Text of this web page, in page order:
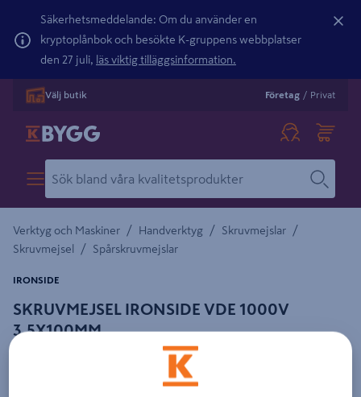
Säkerhetsmeddelande: Om du använder en
kryptoplånbok och besökte K-gruppens webbplatser
den 27 juli, läs viktig tilläggsinformation.
Välj butik Företag / Privat
Verktyg och Maskiner / Handverktyg / Skruvmejslar /
Skruvmejsel / Spårskruvmejslar
SKRUVMEJSEL IRONSIDE VDE 1000V
3,5X100MM
IRONSIDE
Detaljerad beskrivning finns i produktbeskrivningsområdet